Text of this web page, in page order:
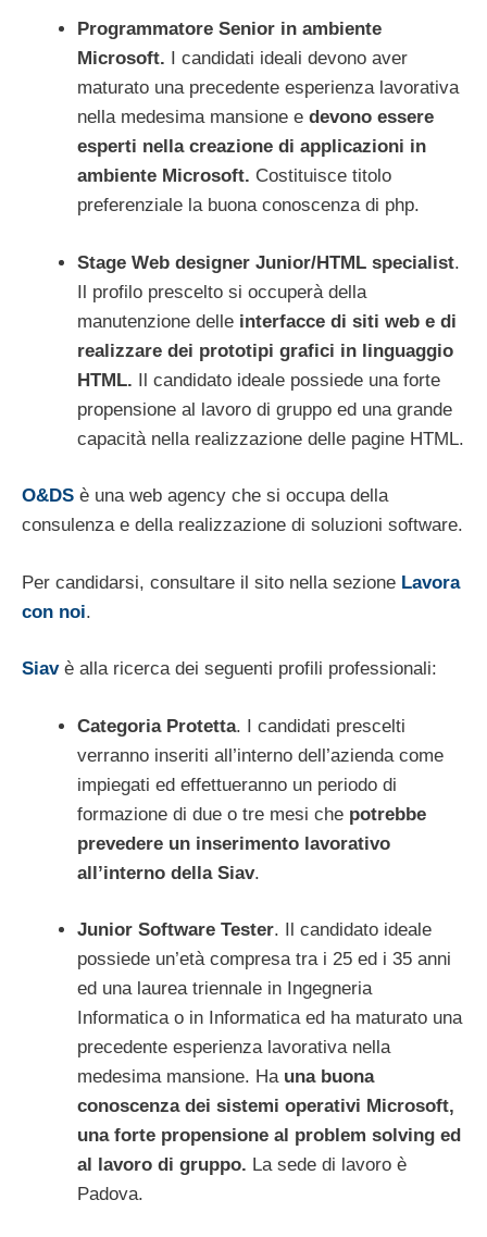
Programmatore Senior in ambiente
Microsoft. I candidati ideali devono aver
maturato una precedente esperienza lavorativa
nella medesima mansione e devono essere
esperti nella creazione di applicazioni in
ambiente Microsoft. Costituisce titolo
preferenziale la buona conoscenza di php.
Stage Web designer Junior/HTML specialist.
Il profilo prescelto si occuperà della
manutenzione delle interfacce di siti web e di
realizzare dei prototipi grafici in linguaggio
HTML. Il candidato ideale possiede una forte
propensione al lavoro di gruppo ed una grande
capacità nella realizzazione delle pagine HTML.
O&DS è una web agency che si occupa della
consulenza e della realizzazione di soluzioni software.
Per candidarsi, consultare il sito nella sezione Lavora
con noi.
Siavè alla ricerca dei seguenti profili professionali:
Categoria Protetta. I candidati prescelti
verranno inseriti all’interno dell’azienda come
impiegati ed effettueranno un periodo di
formazione di due o tre mesi che potrebbe
prevedere un inserimento lavorativo
all’interno della Siav.
Junior Software Tester. Il candidato ideale
possiede un’età compresa tra i 25 ed i 35 anni
ed una laurea triennale in Ingegneria
Informatica o in Informatica ed ha maturato una
precedente esperienza lavorativa nella
medesima mansione. Hauna buona
conoscenza dei sistemi operativi Microsoft,
una forte propensione al problem solving ed
al lavoro di gruppo. La sede di lavoro è
Padova.